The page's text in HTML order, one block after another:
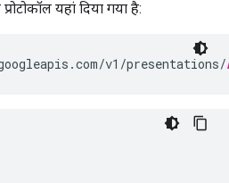
यहां दिया गया है:
v1/presentations/